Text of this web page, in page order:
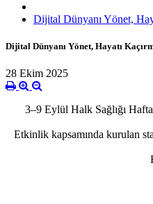
Dijital Dünyanı Yönet,
Dijital Dünyanı Yönet, Hayatı
28 Ekim 2025
3–9 Eylül Halk Sağlığı
Etkinlik kapsamında kurulan